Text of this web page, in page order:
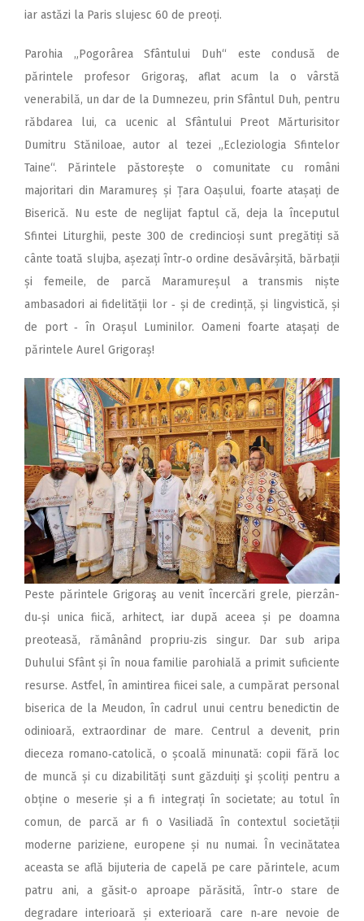
iar astăzi la Paris slujesc 60 de preoți.
Parohia „Pogorâ­rea Sfântului Duh“ este condusă de
părintele profesor Grigoraş, aflat acum la o vârstă
venerabilă, un dar de la Dumnezeu, prin Sfântul Duh, pentru
răbdarea lui, ca ucenic al Sfântului Preot Mărturisitor
Dumitru Stăniloae, autor al tezei „Ecleziologia Sfintelor
Taine“. Părintele păstorește o comunitate cu români
majoritari din Maramureș și Țara Oașului, foarte atașați de
Biserică. Nu este de neglijat faptul că, deja la începutul
Sfintei Liturghii, peste 300 de credincioși sunt pregătiți să
cânte toată slujba, așezați într‑o ordine desăvârșită, bărbații
și femeile, de parcă Maramureșul a transmis niște
ambasadori ai fidelității lor ‑ și de credință, și lingvistică, și
de port ‑ în Orașul Luminilor. Oameni foarte atașați de
părintele Aurel Grigoraș!
Peste părintele Grigoraş au venit încercări grele, pier­zân­
du‑și unica fiică, arhitect, iar după aceea și pe doamna
preoteasă, rămânând propriu‑zis singur. Dar sub aripa
Duhului Sfânt și în noua familie parohială a primit suficiente
resurse. Astfel, în amintirea fiicei sale, a cumpărat personal
biserica de la Meudon, în cadrul unui centru benedictin de
odinioară, extraordinar de mare. Centrul a devenit, prin
dieceza romano‑catolică, o școală minunată: copii fără loc
de muncă și cu dizabilități sunt găzduiți şi școliți pentru a
obține o meserie și a fi integrați în societate; au totul în
comun, de parcă ar fi o Vasiliadă în contextul societății
moderne pariziene, europene și nu numai. În vecinătatea
aceasta se află bijuteria de capelă pe care părintele, acum
patru ani, a găsit‑o aproape părăsită, într‑o stare de
degradare interioară și exterioară care n‑are nevoie de